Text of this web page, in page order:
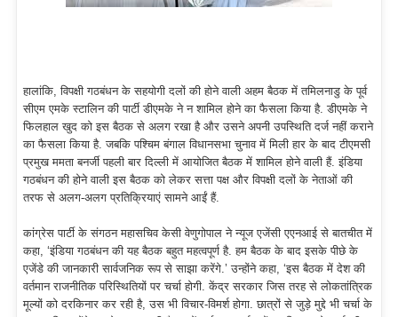
हालांकि, विपक्षी गठबंधन के सहयोगी दलों की होने वाली अहम बैठक में तमिलनाडु के पूर्व
सीएम एमके स्टालिन की पार्टी डीएमके ने न शामिल होने का फैसला किया है. डीएमके ने
फिलहाल खुद को इस बैठक से अलग रखा है और उसने अपनी उपस्थिति दर्ज नहीं कराने
का फैसला किया है. जबकि पश्चिम बंगाल विधानसभा चुनाव में मिली हार के बाद टीएमसी
प्रमुख ममता बनर्जी पहली बार दिल्ली में आयोजित बैठक में शामिल होने वाली हैं. इंडिया
गठबंधन की होने वाली इस बैठक को लेकर सत्ता पक्ष और विपक्षी दलों के नेताओं की
तरफ से अलग-अलग प्रतिक्रियाएं सामने आईं हैं.
कांग्रेस पार्टी के संगठन महासचिव केसी वेणुगोपाल ने न्यूज एजेंसी एएनआई से बातचीत में
कहा, ‘इंडिया गठबंधन की यह बैठक बहुत महत्वपूर्ण है. हम बैठक के बाद इसके पीछे के
एजेंडे की जानकारी सार्वजनिक रूप से साझा करेंगे.’ उन्होंने कहा, ‘इस बैठक में देश की
वर्तमान राजनीतिक परिस्थितियों पर चर्चा होगी. केंद्र सरकार जिस तरह से लोकतांत्रिक
मूल्यों को दरकिनार कर रही है, उस भी विचार-विमर्श होगा. छात्रों से जुड़े मुद्दे भी चर्चा के